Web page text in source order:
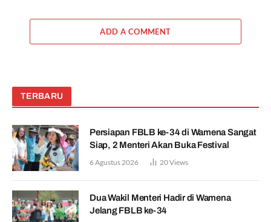
ADD A COMMENT
TERBARU
Persiapan FBLB ke-34 di Wamena Sangat
Siap, 2 Menteri Akan Buka Festival
6 Agustus 2026 20Views
Dua Wakil Menteri Hadir di Wamena
Jelang FBLB ke-34